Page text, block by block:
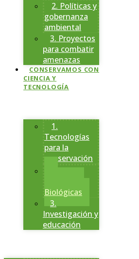
2. Políticas y
gobernanza
ambiental
3. Proyectos
para combatir
amenazas
CONSERVAMOS CON
CIENCIA Y
TECNOLOGÍA
1.
Tecnologías
para la
conservación
Biológicas
3.
Investigación y
educación